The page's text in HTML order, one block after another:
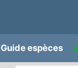
Guide espèces